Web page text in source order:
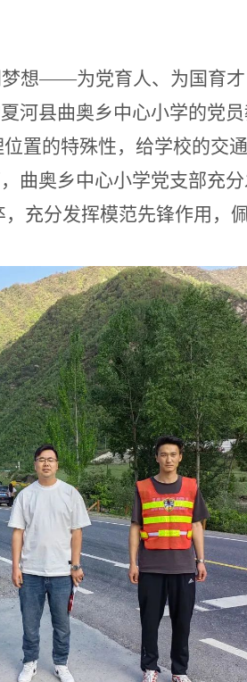
想——为党育人、为国育
河县曲奥乡中心小学的党员
置的特殊性，给学校的交
曲奥乡中心小学党支部充
充分发挥模范先锋作用，